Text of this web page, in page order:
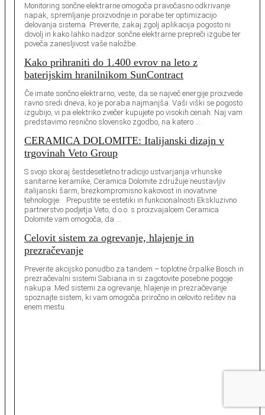
Monitoring sončne elektrarne omogoča pravočasno odkrivanje
napak, spremljanje proizvodnje in porabe ter optimizacijo
delovanja sistema. Preverite, zakaj zgolj aplikacija pogosto ni
dovolj in kako lahko nadzor sončne elektrarne prepreči izgube ter
poveča zanesljivost vaše naložbe.
Kako prihraniti do 1.400 evrov na leto z
baterijskim hranilnikom SunContract
Če imate sončno elektrarno, veste, da se največ energije proizvede
ravno sredi dneva, ko je poraba najmanjša. Vaši viški se pogosto
izgubijo, vi pa elektriko zvečer kupujete po visokih cenah. Naj vam
predstavimo resnično slovensko zgodbo, na katero …
CERAMICA DOLOMITE: Italijanski dizajn v
trgovinah Veto Group
S svojo skoraj šestdesetletno tradicijo ustvarjanja vrhunske
sanitarne keramike, Ceramica Dolomite združuje neustavljiv
italijanski šarm, brezkompromisno kakovost in inovativne
tehnologije. Prepustite se estetiki in funkcionalnosti Ekskluzivno
partnerstvo podjetja Veto, d.o.o. s proizvajalcem Ceramica
Dolomite vam omogoča, da …
Celovit sistem za ogrevanje, hlajenje in
prezračevanje
Preverite akcijsko ponudbo za tandem – toplotne črpalke Bosch in
prezračevalni sistemi Sabiana in si zagotovite posebne pogoje
nakupa. Med sistemi za ogrevanje, hlajenje in prezračevanje
spoznajte sistem, ki vam omogoča priročno in celovito rešitev na
enem mestu.